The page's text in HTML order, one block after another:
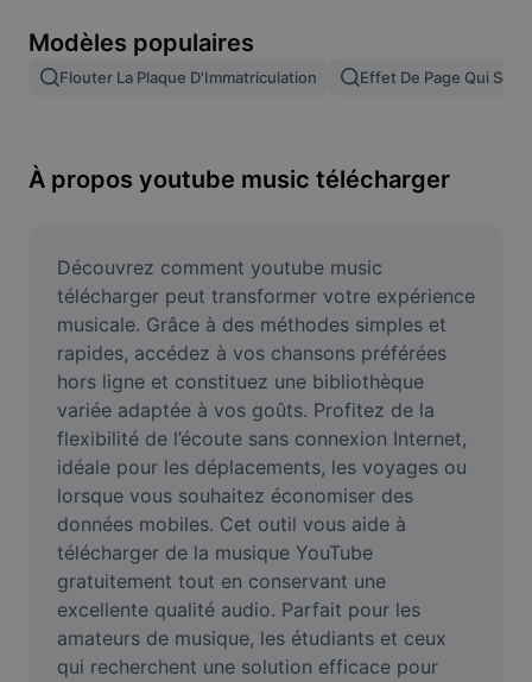
Fusion d'images
Redimensionner une image
Générateur de mèmes
AI Text Remover
AI People Remover
AI Inpainting
Face Cutout
Vidéo
Suppression de l'arrière-plan de vidéos
Amélioration de la qualité
Modèles populaires
Flouter La Plaque D'Immatriculation Effet De Page Qui Se
À propos youtube music télécharger
Découvrez comment youtube music
télécharger peut transformer votre expérience
musicale. Grâce à des méthodes simples et
rapides, accédez à vos chansons préférées
hors ligne et constituez une bibliothèque
variée adaptée à vos goûts. Profitez de la
flexibilité de l’écoute sans connexion Internet,
idéale pour les déplacements, les voyages ou
lorsque vous souhaitez économiser des
données mobiles. Cet outil vous aide à
télécharger de la musique YouTube
gratuitement tout en conservant une
excellente qualité audio. Parfait pour les
amateurs de musique, les étudiants et ceux
qui recherchent une solution efficace pour